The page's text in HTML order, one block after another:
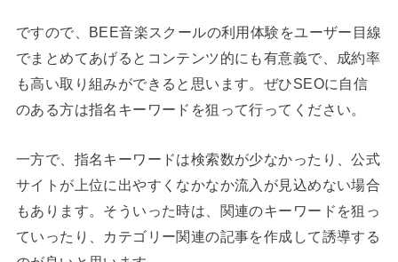
ですので、BEE音楽スクールの利用体験をユーザー目線
でまとめてあげるとコンテンツ的にも有意義で、成約率
も高い取り組みができると思います。ぜひSEOに自信
のある方は指名キーワードを狙って行ってください。
一方で、指名キーワードは検索数が少なかったり、公式
サイトが上位に出やすくなかなか流入が見込めない場合
もあります。そういった時は、関連のキーワードを狙っ
ていったり、カテゴリー関連の記事を作成して誘導する